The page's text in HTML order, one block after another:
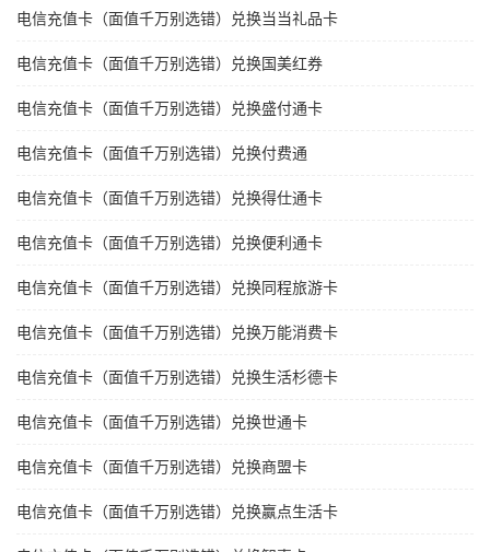
电信充值卡（面值千万别选错）兑换当当礼品卡
电信充值卡（面值千万别选错）兑换国美红券
电信充值卡（面值千万别选错）兑换盛付通卡
电信充值卡（面值千万别选错）兑换付费通
电信充值卡（面值千万别选错）兑换得仕通卡
电信充值卡（面值千万别选错）兑换便利通卡
电信充值卡（面值千万别选错）兑换同程旅游卡
电信充值卡（面值千万别选错）兑换万能消费卡
电信充值卡（面值千万别选错）兑换生活杉德卡
电信充值卡（面值千万别选错）兑换世通卡
电信充值卡（面值千万别选错）兑换商盟卡
电信充值卡（面值千万别选错）兑换赢点生活卡